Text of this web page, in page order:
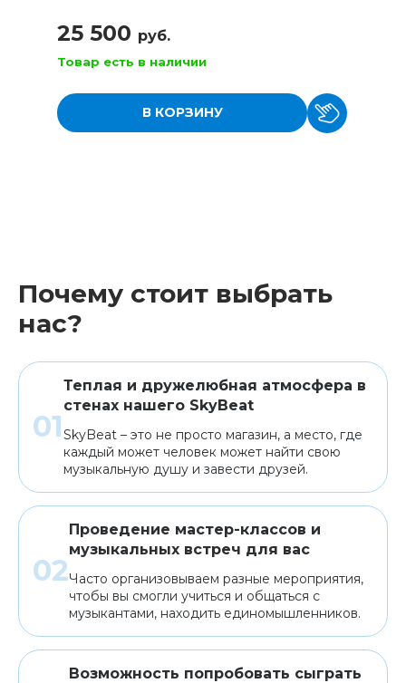
25 500 руб.
Товар есть в наличии
В КОРЗИНУ
Почему стоит выбрать
нас?
Теплая и дружелюбная атмосфера в
стенах нашего SkyBeat
SkyBeat – это не просто магазин, а место, где
каждый может человек может найти свою
музыкальную душу и завести друзей.
Проведение мастер-классов и
музыкальных встреч для вас
Часто организовываем разные мероприятия,
чтобы вы смогли учиться и общаться с
музыкантами, находить единомышленников.
Возможность попробовать сыграть